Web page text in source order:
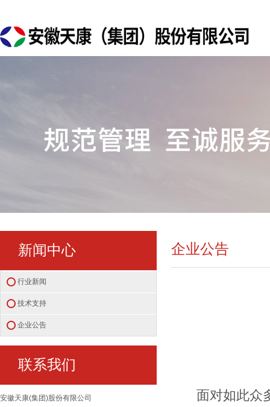
新闻中心
行业新闻
技术支持
企业公告
联系我们
安徽天康(集团)股份有限公司
企业公告
面对如此众多